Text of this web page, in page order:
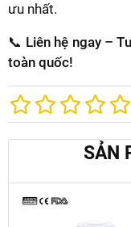
ưu nhất.
📞 Liên hệ ngay –
toàn quốc!
SẢN